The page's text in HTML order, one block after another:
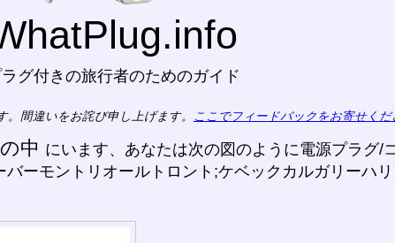
グ付きの旅行者のためのガイド
間違いをお詫び申し上げます。 ここでフィードバックをお寄せくだ
中 にいます、あなたは次の図のように電源プラグ/
ーモントリオールトロント;ケベックカルガリーハ